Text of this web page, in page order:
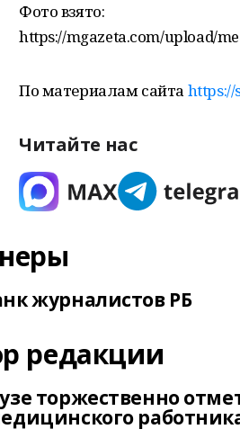
Фото взято:
https://mgazeta.com/upload/
По материалам сайта
Читайте нас
журналистов РБ
редакции
торжественно